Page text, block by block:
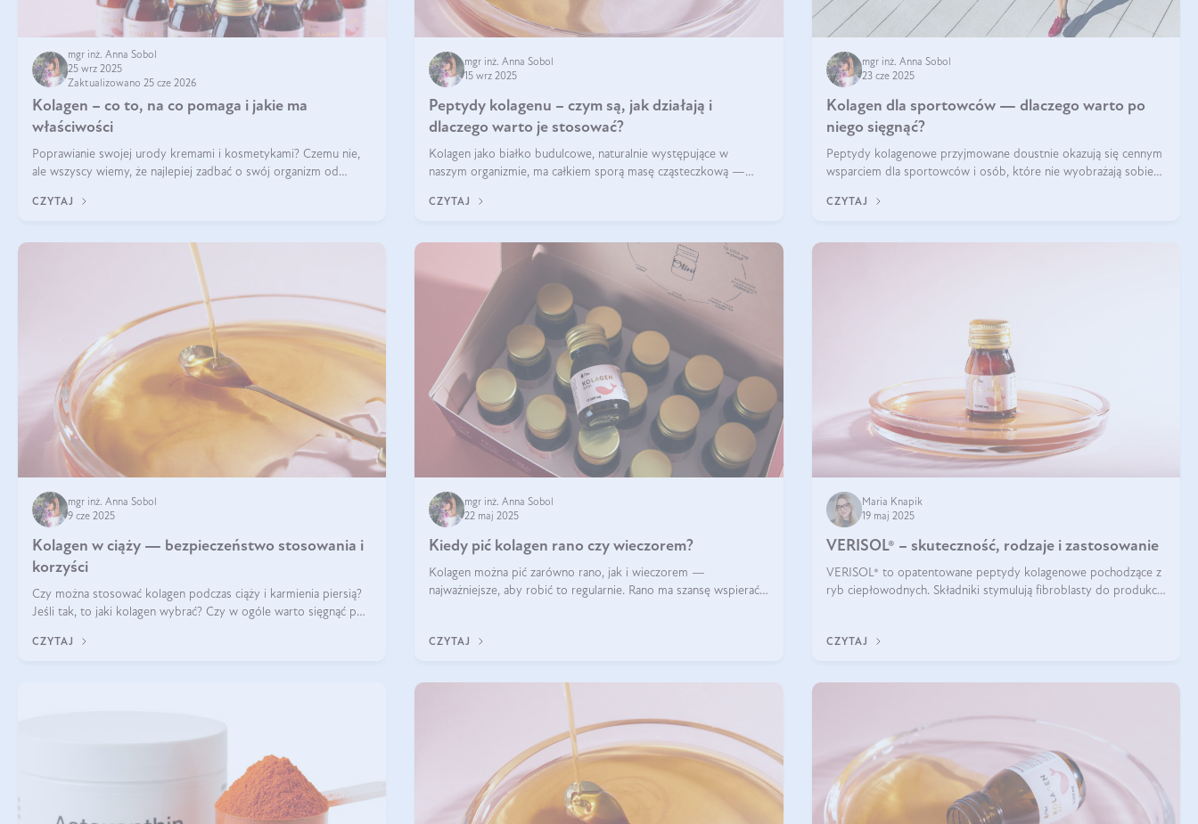
mgr inż. Anna Sobol
25 wrz 2025
Zaktualizowano 25 cze 2026
Kolagen – co to, na co pomaga i jakie ma
właściwości
Poprawianie swojej urody kremami i kosmetykami? Czemu nie,
ale wszyscy wiemy, że najlepiej zadbać o swój organizm od
zewnętrzny prezentował się zdrowo i atrakcyjnie. Stosowanie
CZYTAJ
mgr inż. Anna Sobol
15 wrz 2025
Peptydy kolagenu – czym są, jak działają i
dlaczego warto je stosować?
Kolagen jako białko budulcowe, naturalnie występujące w
naszym organizmie, ma całkiem sporą masę cząsteczkową —
formie, byłby trudno strawialny. Aby był lepiej przyswajalny i
CZYTAJ
mgr inż. Anna Sobol
23 cze 2025
Kolagen dla sportowców — dlaczego warto po
niego sięgnąć?
Peptydy kolagenowe przyjmowane doustnie okazują się cennym
wsparciem dla sportowców i osób, które nie wyobrażają sobie
CZYTAJ
mgr inż. Anna Sobol
9 cze 2025
Kolagen w ciąży — bezpieczeństwo stosowania i
korzyści
Czy można stosować kolagen podczas ciąży i karmienia piersią?
Jeśli tak, to jaki kolagen wybrać? Czy w ogóle warto sięgnąć po
CZYTAJ
mgr inż. Anna Sobol
22 maj 2025
Kiedy pić kolagen rano czy wieczorem?
Kolagen można pić zarówno rano, jak i wieczorem —
najważniejsze, aby robić to regularnie. Rano ma szansę wspierać
CZYTAJ
Maria Knapik
19 maj 2025
VERISOL® – skuteczność, rodzaje i zastosowanie
VERISOL® to opatentowane peptydy kolagenowe pochodzące z
ryb ciepłowodnych. Składniki stymulują fibroblasty do produkcji
komórek skóry.
CZYTAJ